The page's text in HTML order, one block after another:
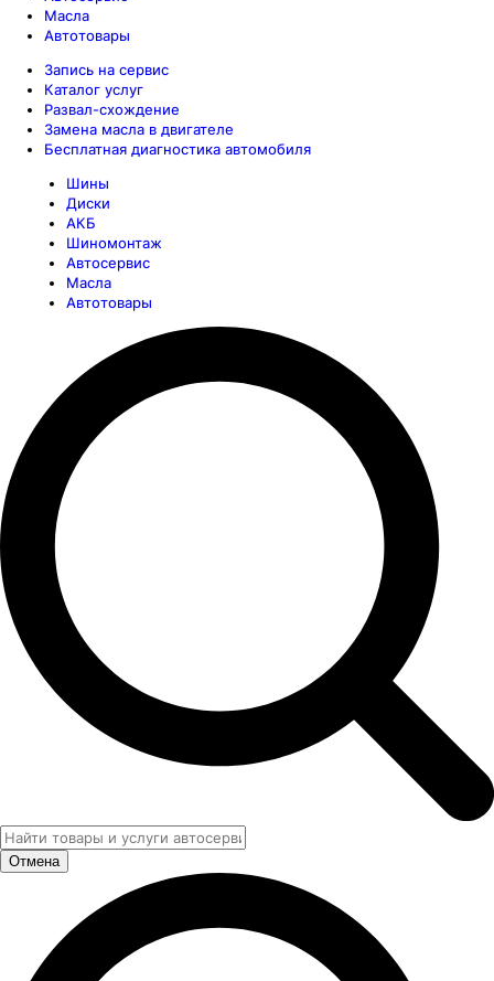
Масла
Автотовары
Запись на сервис
Каталог услуг
Развал-схождение
Замена масла в двигателе
Бесплатная диагностика автомобиля
Шины
Диски
АКБ
Шиномонтаж
Автосервис
Масла
Автотовары
Отмена